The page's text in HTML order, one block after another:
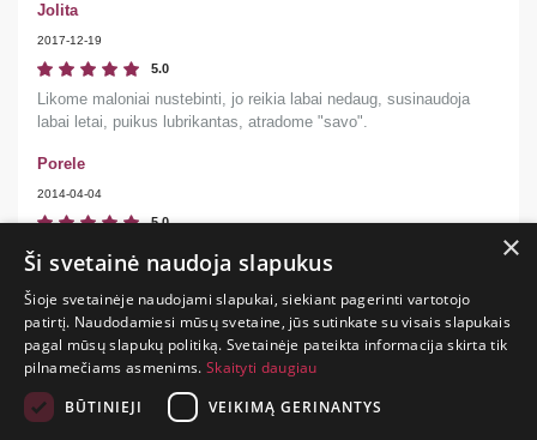
Jolita
2017-12-19
5.0
Likome maloniai nustebinti, jo reikia labai nedaug, susinaudoja
labai letai, puikus lubrikantas, atradome "savo".
Porele
2014-04-04
5.0
puikus ir kokybishkas, esam labai patenkinti
GYVENIMAS
TRUMPAS.
PATIRK
NUOTYKĮ.
×
Ši svetainė naudoja slapukus
Šioje svetainėje naudojami slapukai, siekiant pagerinti vartotojo
patirtį. Naudodamiesi mūsų svetaine, jūs sutinkate su visais slapukais
pagal mūsų slapukų politiką. Svetainėje pateikta informacija skirta tik
pilnamečiams asmenims. Skaityti daugiau
BŪTINIEJI
VEIKIMĄ GERINANTYS